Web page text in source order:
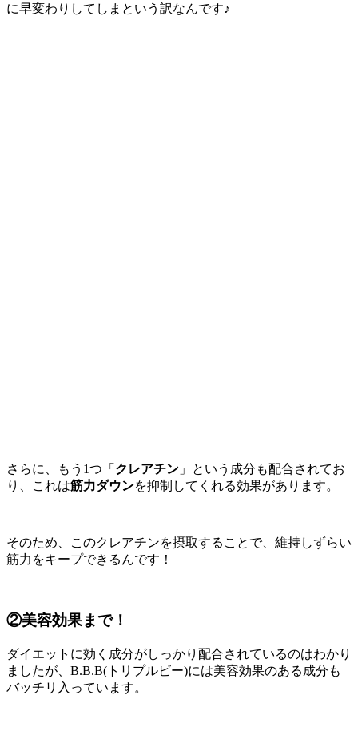
に早変わりしてしまという訳なんです♪
さらに、もう1つ「 クレアチン 」という成分も配合されてお
り、これは筋力ダウンを抑制してくれる効果があります。
そのため、このクレアチンを摂取することで、維持しずらい
筋力をキープできるんです！
②美容効果まで！
ダイエットに効く成分がしっかり配合されているのはわかり
ましたが、B.B.B(トリプルビー)には美容効果のある成分も
バッチリ入っています。